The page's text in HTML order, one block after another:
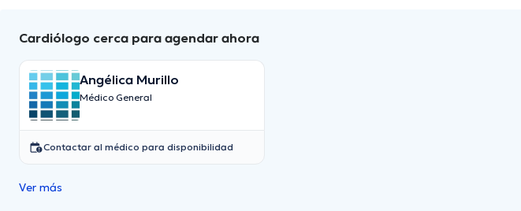
Cardiólogo cerca para agendar ahora
Angélica Murillo
Médico General
Contactar al médico para disponibilidad
Ver más